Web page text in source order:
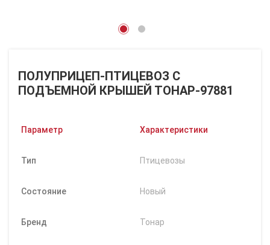
ПОЛУПРИЦЕП-ПТИЦЕВОЗ С
ПОДЪЕМНОЙ КРЫШЕЙ ТОНАР-97881
Параметр Характеристики
Тип Птицевозы
Состояние Новый
Бренд Тонар